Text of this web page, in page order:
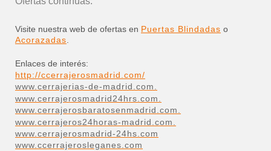
Visite nuestra web de ofertas en Puertas Blindadas o
Acorazadas
Enlaces de interés:
http://ccerrajerosmadrid.com/
www.cerrajerias-de-madrid.com.
www.cerrajerosmadrid24hrs.com.
www.cerrajerosbaratosenmadrid.com.
www.cerrajeros24horas-madrid.com.
www.cerrajerosmadrid-24hs.com
www.ccerrajerosleganes.com